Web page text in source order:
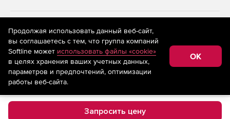
Запросить цену
На информационном ресурсе store.softline.ru применяются
рекомендательные технологии
(информационные технологии
предоставления информации на основе сбора,
систематизации и анализа сведений, относящихся к
предпочтениям пользователей сети «Интернет»,
находящихся на территории Российской Федерации)
Продолжая использовать данный веб-сайт,
вы соглашаетесь с тем, что группа компаний
Softline может использовать файлы «cookie»
в целях хранения ваших учетных данных,
параметров и предпочтений, оптимизации
работы веб-сайта.
OK